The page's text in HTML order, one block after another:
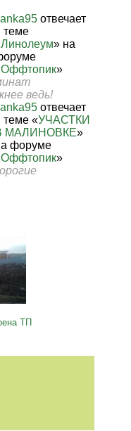
отвечает
теме
Линолеум» на
Оффтопик»
ведь!
отвечает
теме «УЧАСТКИ
МАЛИНОВКЕ»
форуме
Оффтопик»
ТП